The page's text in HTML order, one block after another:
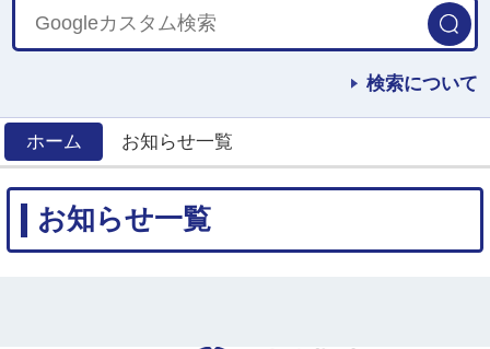
検索について
ホーム
お知らせ一覧
お知らせ一覧